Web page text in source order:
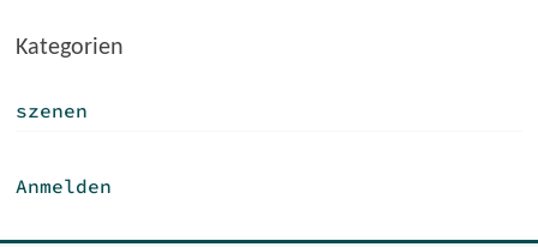
Kategorien
szenen
Anmelden